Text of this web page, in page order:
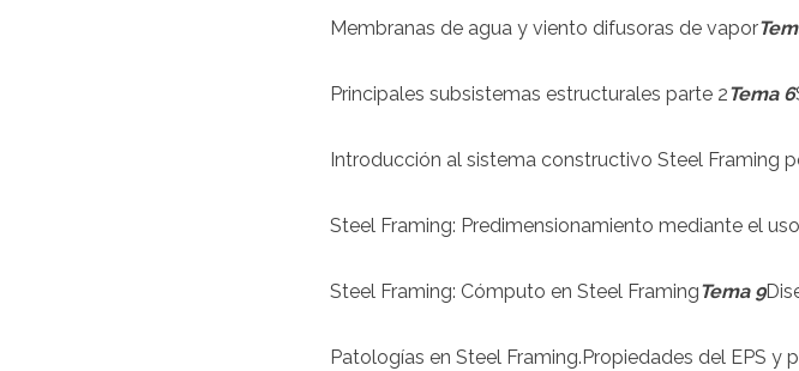
Membranas de agua y viento difusoras de vapor
Principales subsistemas estructurales parte 2Tema 6
Introducción al sistema constructivo Steel Framing
Steel Framing: Predimensionamiento mediante el
Steel Framing: Cómputo en Steel FramingTema 9
Patologías en Steel Framing. Propiedades del EPS y